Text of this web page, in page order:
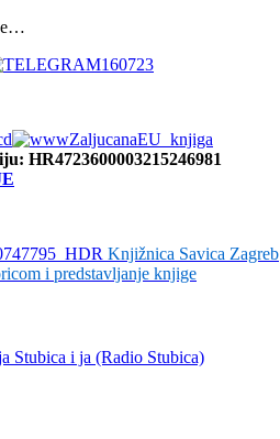
HR4723600003215246981
Knjižnica Savica Zagreb
i predstavljanje knjige
Učenici OŠ Donja Stubica i ja (Radio Stubica)